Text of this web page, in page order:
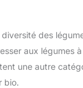
des
aux légumes
une autre
bio.